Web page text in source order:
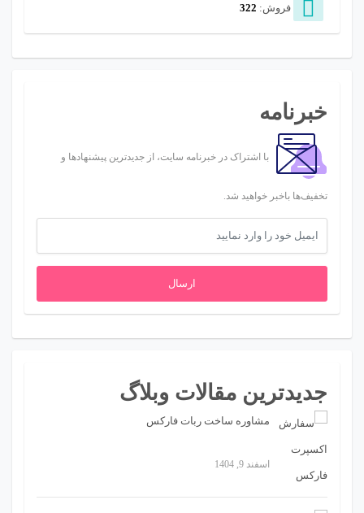
فروش: 322
خبرنامه
با اشتراک در خبرنامه سایت، از جدیدترین پیشنهادها و
تخفیف‌ها باخبر خواهید شد.
ارسال
جدیدترین مقالات وبلاگ
مشاوره ساخت ربات فارکس
اسفند 9, 1404